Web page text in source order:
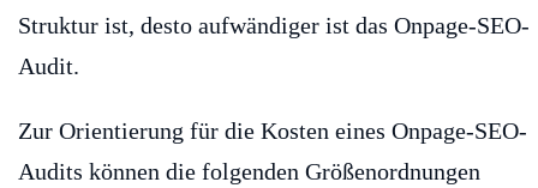
Struktur ist, desto aufwändiger ist das Onpage-SEO-
Audit.
Zur Orientierung für die Kosten eines Onpage-SEO-
Audits können die folgenden Größenordnungen